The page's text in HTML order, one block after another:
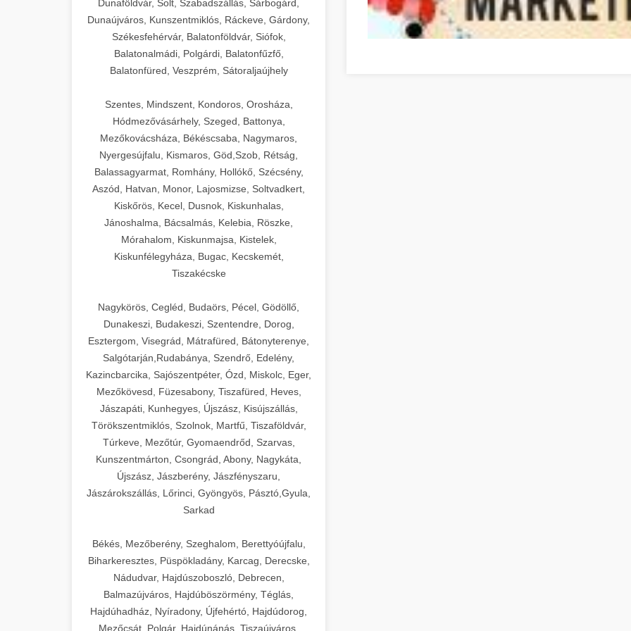
Dunaföldvár, Solt, Szabadszállás, Sárbogárd,
Dunaújváros, Kunszentmiklós, Ráckeve, Gárdony,
Székesfehérvár, Balatonföldvár, Siófok,
Balatonalmádi, Polgárdi, Balatonfűzfő,
Balatonfüred, Veszprém, Sátoraljaújhely
Szentes, Mindszent, Kondoros, Orosháza,
Hódmezővásárhely, Szeged, Battonya,
Mezőkovácsháza, Békéscsaba, Nagymaros,
Nyergesújfalu, Kismaros, Göd,Szob, Rétság,
Balassagyarmat, Romhány, Hollókő, Szécsény,
Aszód, Hatvan, Monor, Lajosmizse, Soltvadkert,
Kiskőrös, Kecel, Dusnok, Kiskunhalas,
Jánoshalma, Bácsalmás, Kelebia, Röszke,
Mórahalom, Kiskunmajsa, Kistelek,
Kiskunfélegyháza, Bugac, Kecskemét,
Tiszakécske
Nagykörös, Cegléd, Budaörs, Pécel, Gödöllő,
Dunakeszi, Budakeszi, Szentendre, Dorog,
Esztergom, Visegrád, Mátrafüred, Bátonyterenye,
Salgótarján,Rudabánya, Szendrő, Edelény,
Kazincbarcika, Sajószentpéter, Ózd, Miskolc, Eger,
Mezőkövesd, Füzesabony, Tiszafüred, Heves,
Jászapáti, Kunhegyes, Újszász, Kisújszállás,
Törökszentmiklós, Szolnok, Martfű, Tiszaföldvár,
Túrkeve, Mezőtúr, Gyomaendrőd, Szarvas,
Kunszentmárton, Csongrád, Abony, Nagykáta,
Újszász, Jászberény, Jászfényszaru,
Jászárokszállás, Lőrinci, Gyöngyös, Pásztó,Gyula,
Sarkad
Békés, Mezőberény, Szeghalom, Berettyóújfalu,
Biharkeresztes, Püspökladány, Karcag, Derecske,
Nádudvar, Hajdúszoboszló, Debrecen,
Balmazújváros, Hajdúböszörmény, Téglás,
Hajdúhadház, Nyíradony, Újfehértó, Hajdúdorog,
Mezőcsát, Polgár, Hajdúnánás, Tiszaújváros,